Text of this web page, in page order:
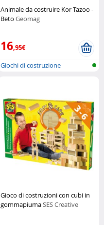
Animale da costruire Kor Tazoo -
BetoGeomag
16,95€
Giochi di costruzione
Gioco di costruzioni con cubi in
gommapiumaSES Creative